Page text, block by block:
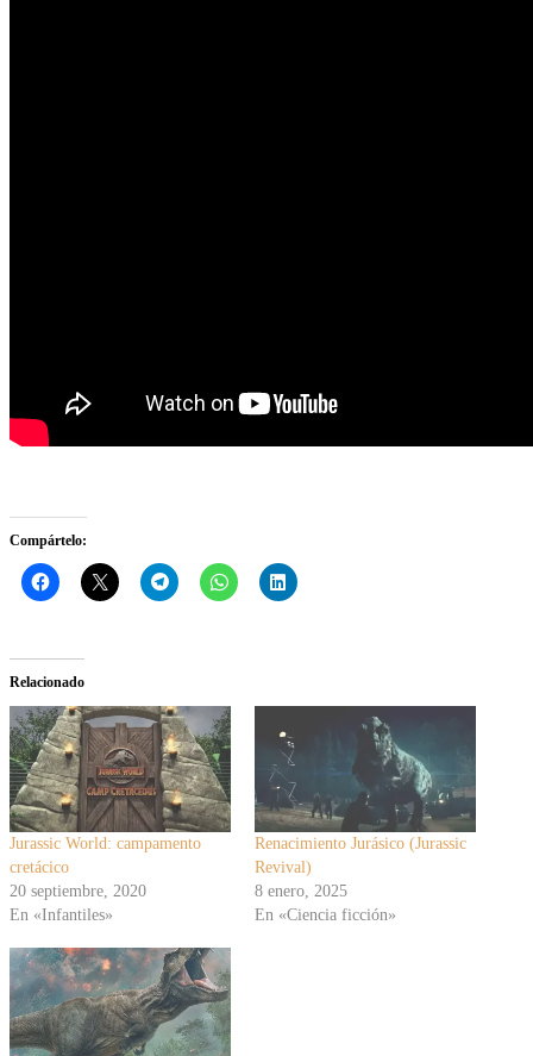
Compártelo:
Relacionado
Jurassic World: campamento
cretácico
20 septiembre, 2020
En «Infantiles»
Renacimiento Jurásico (Jurassic
Revival)
8 enero, 2025
En «Ciencia ficción»